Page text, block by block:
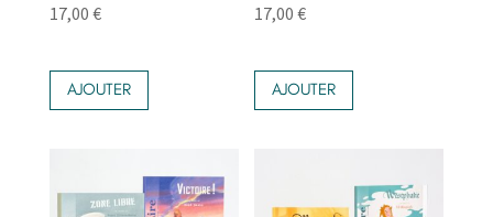
17,00 €
AJOUTER
17,00€
AJOUTER